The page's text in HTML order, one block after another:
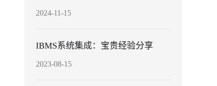
2024-11-15
IBMS系统集成：宝贵经验分享
2023-08-15